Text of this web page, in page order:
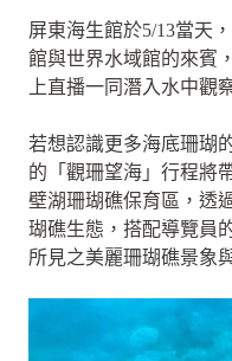
屏東海生館於5/13當天
館與世界水域館的來賓
上直播一同潛入水中觀
若想認識更多海底珊瑚
的「觀珊望海」行程將
壁湖珊瑚礁保育區，透
瑚礁生態，搭配導覽員
所見之美麗珊瑚礁景象